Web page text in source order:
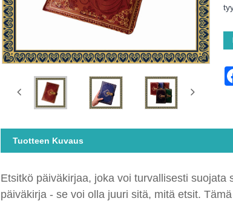
Tuotteen Kuvaus
Etsitkö päiväkirjaa, joka voi turvallisesti
päiväkirja - se voi olla juuri sitä, mitä etsit.